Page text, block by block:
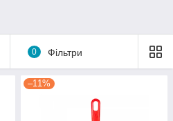
0 Фільтри
–11%